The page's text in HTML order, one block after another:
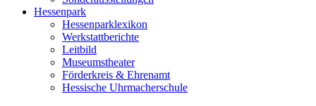
Hessenpark
Hessenparklexikon
Werkstattberichte
Leitbild
Museumstheater
Förderkreis & Ehrenamt
Hessische Uhrmacherschule